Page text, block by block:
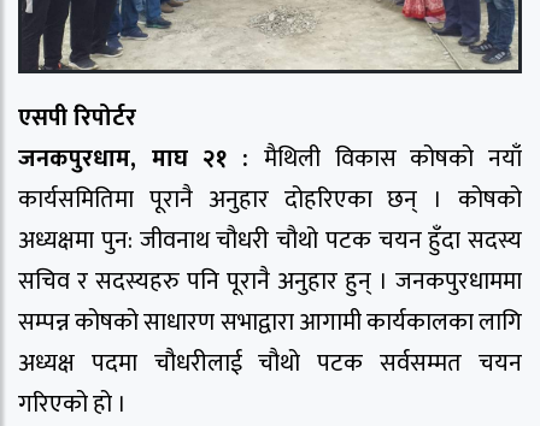
एसपी रिपोर्टर
जनकपुरधाम, माघ २१ : मैथिली विकास कोषको नयाँ
कार्यसमितिमा पूरानै अनुहार दोहरिएका छन् । कोषको
अध्यक्षमा पुन: जीवनाथ चौधरी चौथो पटक चयन हुँदा सदस्य
सचिव र सदस्यहरु पनि पूरानै अनुहार हुन् । जनकपुरधाममा
सम्पन्न कोषको साधारण सभाद्वारा आगामी कार्यकालका लागि
अध्यक्ष पदमा चौधरीलाई चौथो पटक सर्वसम्मत चयन
गरिएको हो ।